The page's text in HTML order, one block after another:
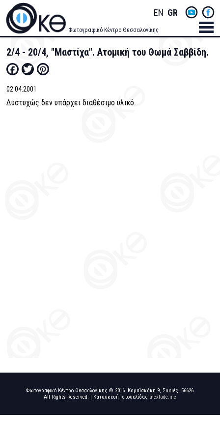
Skip
main
content
Φωτογραφικό Κέντρο Θεσσαλονίκης
Socials
Menu
ENGLISHGREEK
2/4 - 20/4, "Mαστίχα". Aτομική του Θωμά Σαββίδη.
Facebook
Twitter
02.04.2001
Δυστυχώς δεν υπάρχει διαθέσιμο υλικό.
Φωτογραφικό Κέντρο Θεσσαλονίκης © 2016. Καραϊσκάκη 9, Συκιές, 56626
All Rights Reserved. | Κατασκευή Ιστοσελίδας alextade.me